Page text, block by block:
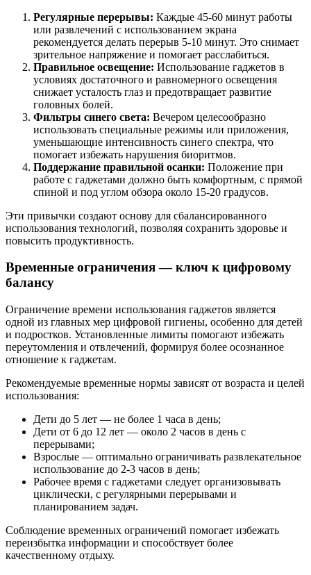
Регулярные перерывы: Каждые 45-60 минут работы
или развлечений с использованием экрана
рекомендуется делать перерыв 5-10 минут. Это снимает
зрительное напряжение и помогает расслабиться.
Правильное освещение: Использование гаджетов в
условиях достаточного и равномерного освещения
снижает усталость глаз и предотвращает развитие
головных болей.
Фильтры синего света: Вечером целесообразно
использовать специальные режимы или приложения,
уменьшающие интенсивность синего спектра, что
помогает избежать нарушения биоритмов.
Поддержание правильной осанки: Положение при
работе с гаджетами должно быть комфортным, с прямой
спиной и под углом обзора около 15-20 градусов.
Эти привычки создают основу для сбалансированного
использования технологий, позволяя сохранить здоровье и
повысить продуктивность.
Временные ограничения — ключ к цифровому
балансу
Ограничение времени использования гаджетов является
одной из главных мер цифровой гигиены, особенно для детей
и подростков. Установленные лимиты помогают избежать
переутомления и отвлечений, формируя более осознанное
отношение к гаджетам.
Рекомендуемые временные нормы зависят от возраста и целей
использования:
Дети до 5 лет — не более 1 часа в день;
Дети от 6 до 12 лет — около 2 часов в день с
перерывами;
Взрослые — оптимально ограничивать развлекательное
использование до 2-3 часов в день;
Рабочее время с гаджетами следует организовывать
циклически, с регулярными перерывами и
планированием задач.
Соблюдение временных ограничений помогает избежать
переизбытка информации и способствует более
качественному отдыху.